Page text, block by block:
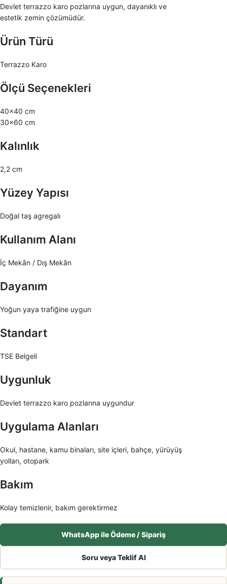
Devlet terrazzo karo pozlarına uygun, dayanıklı ve
estetik zemin çözümüdür.
Ürün Türü
Terrazzo Karo
Ölçü Seçenekleri
40×40 cm
30×60 cm
Kalınlık
2,2 cm
Yüzey Yapısı
Doğal taş agregalı
Kullanım Alanı
İç Mekân / Dış Mekân
Dayanım
Yoğun yaya trafiğine uygun
Standart
TSE Belgeli
Uygunluk
Devlet terrazzo karo pozlarına uygundur
Uygulama Alanları
Okul, hastane, kamu binaları, site içleri, bahçe, yürüyüş
yolları, otopark
Bakım
Kolay temizlenir, bakım gerektirmez
WhatsApp ile Ödeme / Sipariş
Soru veya Teklif Al